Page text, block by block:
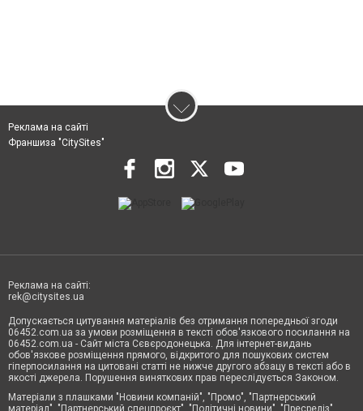
Реклама на сайті
Франшиза "CitySites"
Реклама на сайті:
rek@citysites.ua
Допускається цитування матеріалів без отримання попередньої згоди
06452.com.ua за умови розміщення в тексті обов'язкового посилання на
06452.com.ua - Сайт міста Сєвєродонецька. Для інтернет-видань
обов'язкове розміщення прямого, відкритого для пошукових систем
гіперпосилання на цитовані статті не нижче другого абзацу в тексті або в
якості джерела. Порушення виняткових прав переслідується Законом.
Матеріали з плашками "Новини компаній", "Промо", "Партнерський
матеріал", "Партнерський спецпроєкт", "Політичні новини", "Пресреліз",